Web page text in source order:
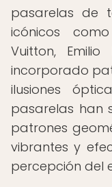
pasarelas de
icónicos
Vuitton,
incorporado
ilusiones
pasarelas han
patrones
vibrantes y
percepción del